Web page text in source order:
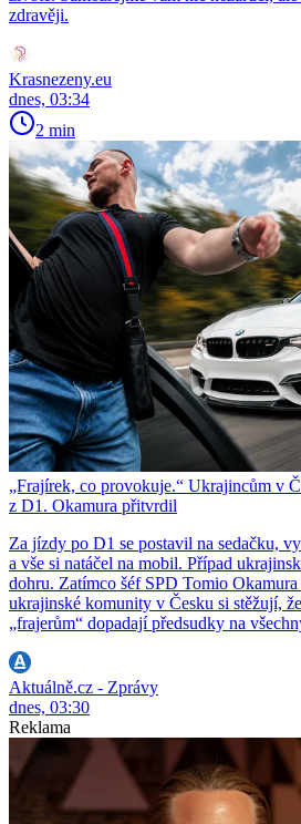
zdravěji.
Krasnezeny.eu
dnes, 03:34
2 min
„Frajírek, co provokuje.“ Ukrajincům v
z D1. Okamura přitvrdil
Za jízdy po D1 se postavil na sedačku,
a vše si natáčel na mobil. Případ
dohru. Zatímco šéf SPD Tomio
ukrajinské komunity v Česku si stěžují,
„frajerům“ dopadají předsudky na
Aktuálně.cz - Zprávy
dnes, 03:30
Reklama